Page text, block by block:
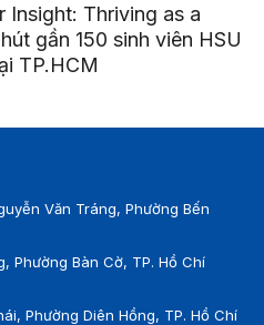
Insight: Thriving as a
gần 150 sinh viên HSU
TP.HCM
Văn Tráng, Phường Bến
Phường Bàn Cờ, TP. Hồ Chí
Phường Diên Hồng, TP. Hồ Chí